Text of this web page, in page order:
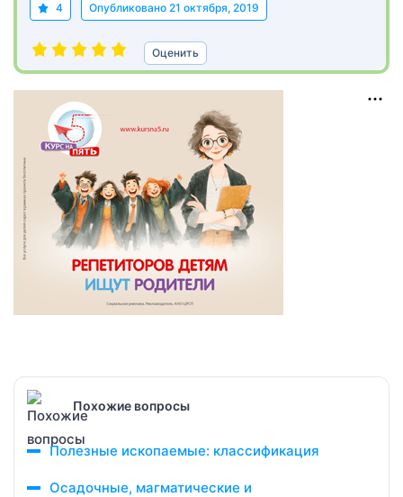
4 Опубликовано 21 октября, 2019
Оценить
Похожие вопросы
Полезные ископаемые: классификация
Осадочные, магматические и